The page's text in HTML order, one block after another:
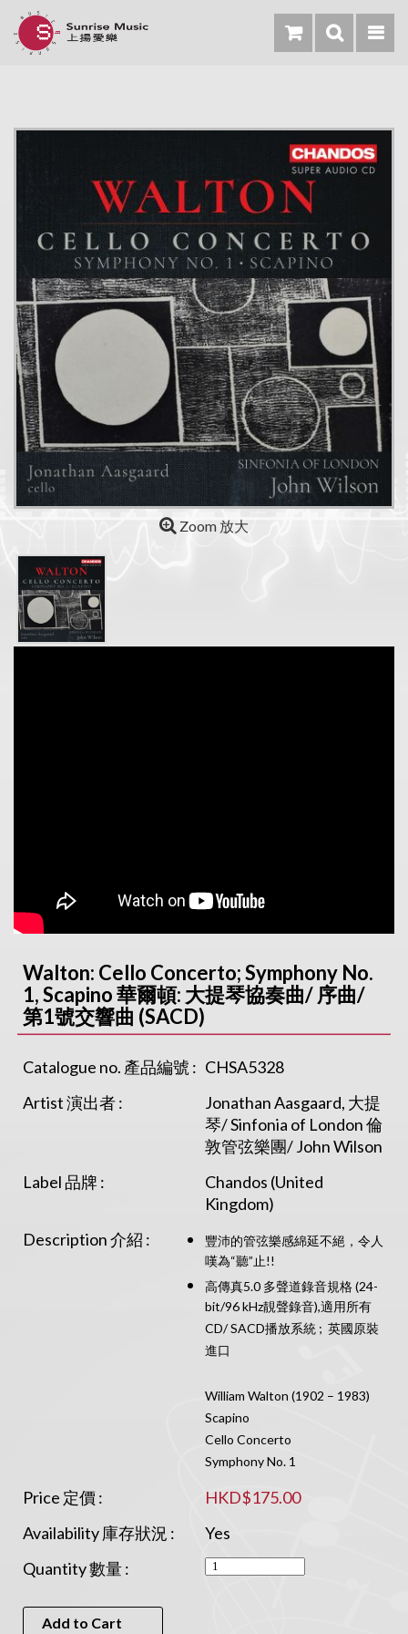
Zoom 放大
Walton: Cello Concerto; Symphony No.
1, Scapino 華爾頓: 大提琴協奏曲/ 序曲/
第1號交響曲 (SACD)
Catalogue no. 產品編號 : CHSA5328
Artist 演出者 :
Jonathan Aasgaard, 大提
琴/ Sinfonia of London 倫
敦管弦樂團/ John Wilson
Label 品牌 :
Chandos (United
Kingdom)
Description 介紹 :
豐沛的管弦樂感綿延不絕，令人
嘆為“聽”止!!
高傳真5.0 多聲道錄音規格 (24-
bit/96 kHz靚聲錄音),適用所有
CD/ SACD播放系統 ; 英國原裝
進口
William Walton (1902 – 1983)
Scapino
Cello Concerto
Symphony No. 1
Price 定價 :
HKD$175.00
Availability 庫存狀況 :
Yes
Quantity 數量 :
Add to Cart